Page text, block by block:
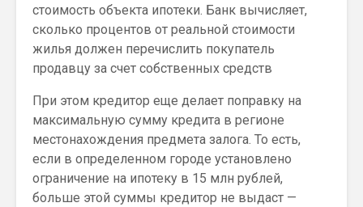
стоимость объекта ипотеки. Банк вычисляет,
сколько процентов от реальной стоимости
жилья должен перечислить покупатель
продавцу за счет собственных средств
При этом кредитор еще делает поправку на
максимальную сумму кредита в регионе
местонахождения предмета залога. То есть,
если в определенном городе установлено
ограничение на ипотеку в 15 млн рублей,
больше этой суммы кредитор не выдаст —